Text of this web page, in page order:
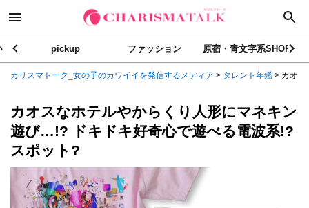
pickup ファッション 原宿・青文字系SHOP
カリスマトーク_女の子のカワイイを発信するメディア > タレント年鑑 > カオ
カオスなホテルやからくり人形にマネキン
遊び…!? ドキドキ好奇心で遊べる電波系!?
スポット?